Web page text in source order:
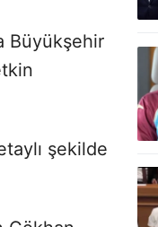
Büyükşehir
şekilde